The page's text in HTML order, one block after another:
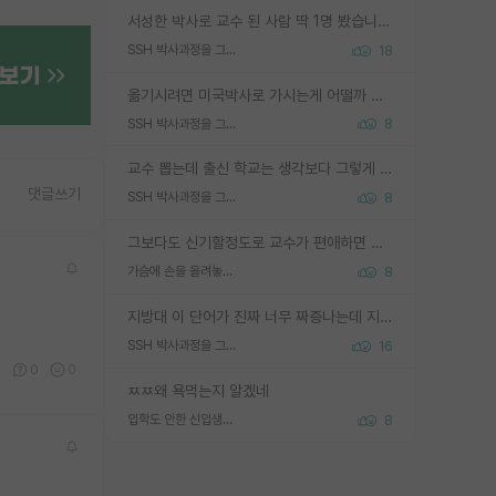
서성한 박사로 교수 된 사람 딱 1명 봤습니다. 근데 지방대 박사로 교수된 거는 기적이 일어나야되요. 서성한 학부부터여도 빡센게 교수임용일텐데 지방대박사로 무슨 교수가 되나요...... 중소기업/중견기업 팀장급/연구소장급이나 될거 같네요.
SSH 박사과정을 그만두고 지방대 박사로 옮기면 교수의 꿈은 끝일까요? 18
옮기시려면 미국박사로 가시는게 어떨까 싶네요. 교수가 꿈이면 미국박사 하고 미국교수 까지 같이 노리시는게 기회가 많지 않을까요?
SSH 박사과정을 그만두고 지방대 박사로 옮기면 교수의 꿈은 끝일까요? 8
교수 뽑는데 출신 학교는 생각보다 그렇게 안 봄. 앞으로는 더 안 보게 될거임. 박사는 어디서 진행해도 됨. 단, 제대로 쌓고 좋은 실적 만들 수 있다면. 그런데 지방대는 그럴 가능성이 지극히 낮음. 나만 열심히 잘 하면 된다? 인간은 주변 환경에 지배되는 나약한 존재임. 주변의 지방대 대학원생과 섞이고 지방 특유의 여유로움 또는 나쁘게 얘기해서 나태함에 젖어 살다보면 교수의 꿈 자체를 잊어버리게 될 가능성도 있음. 주변 환경이 70~80%임.
SSH 박사과정을 그만두고 지방대 박사로 옮기면 교수의 꿈은 끝일까요? 8
그보다도 신기할정도로 교수가 편애하면 그사람만 논문이 되더라구요 내용이 다른 사람보다 허접해도요
가슴에 손을 올려놓고 싫어하는 사람 불공정하게 리뷰 8
지방대 이 단어가 진짜 너무 짜증나는데 지방대면 다 그냥 쓰레기인가요? 무슨 말 같지도 않은 댓글들이 있는건지??? 지방에도 충분히 좋은 대학 많고 충분히 잘하는 교수님들 많습니다 포항공대 4개 IST 대표 지거국들 여기 모두 다 지방에 있고 여기 출신들 중에 교수하는 분들 적지 않습니다 지거국 출신이 무슨 교수를 하냐?라고 생각할 사람들 많은데 상위 대표 지거국에 아웃라이어들 많습니다 결국 개인의 연구역량과 실적이 중요합니다 이 역량을 펼치는데 있어서 지도교수와의 합도 중요합니다. 그리고 경력이 필요하면 해외포닥까지 다녀오세요
SSH 박사과정을 그만두고 지방대 박사로 옮기면 교수의 꿈은 끝일까요? 16
ㅉㅉ왜 욕먹는지 알겠네
입학도 안한 신입생이 원래 관심을 받나요 8
댓글쓰기